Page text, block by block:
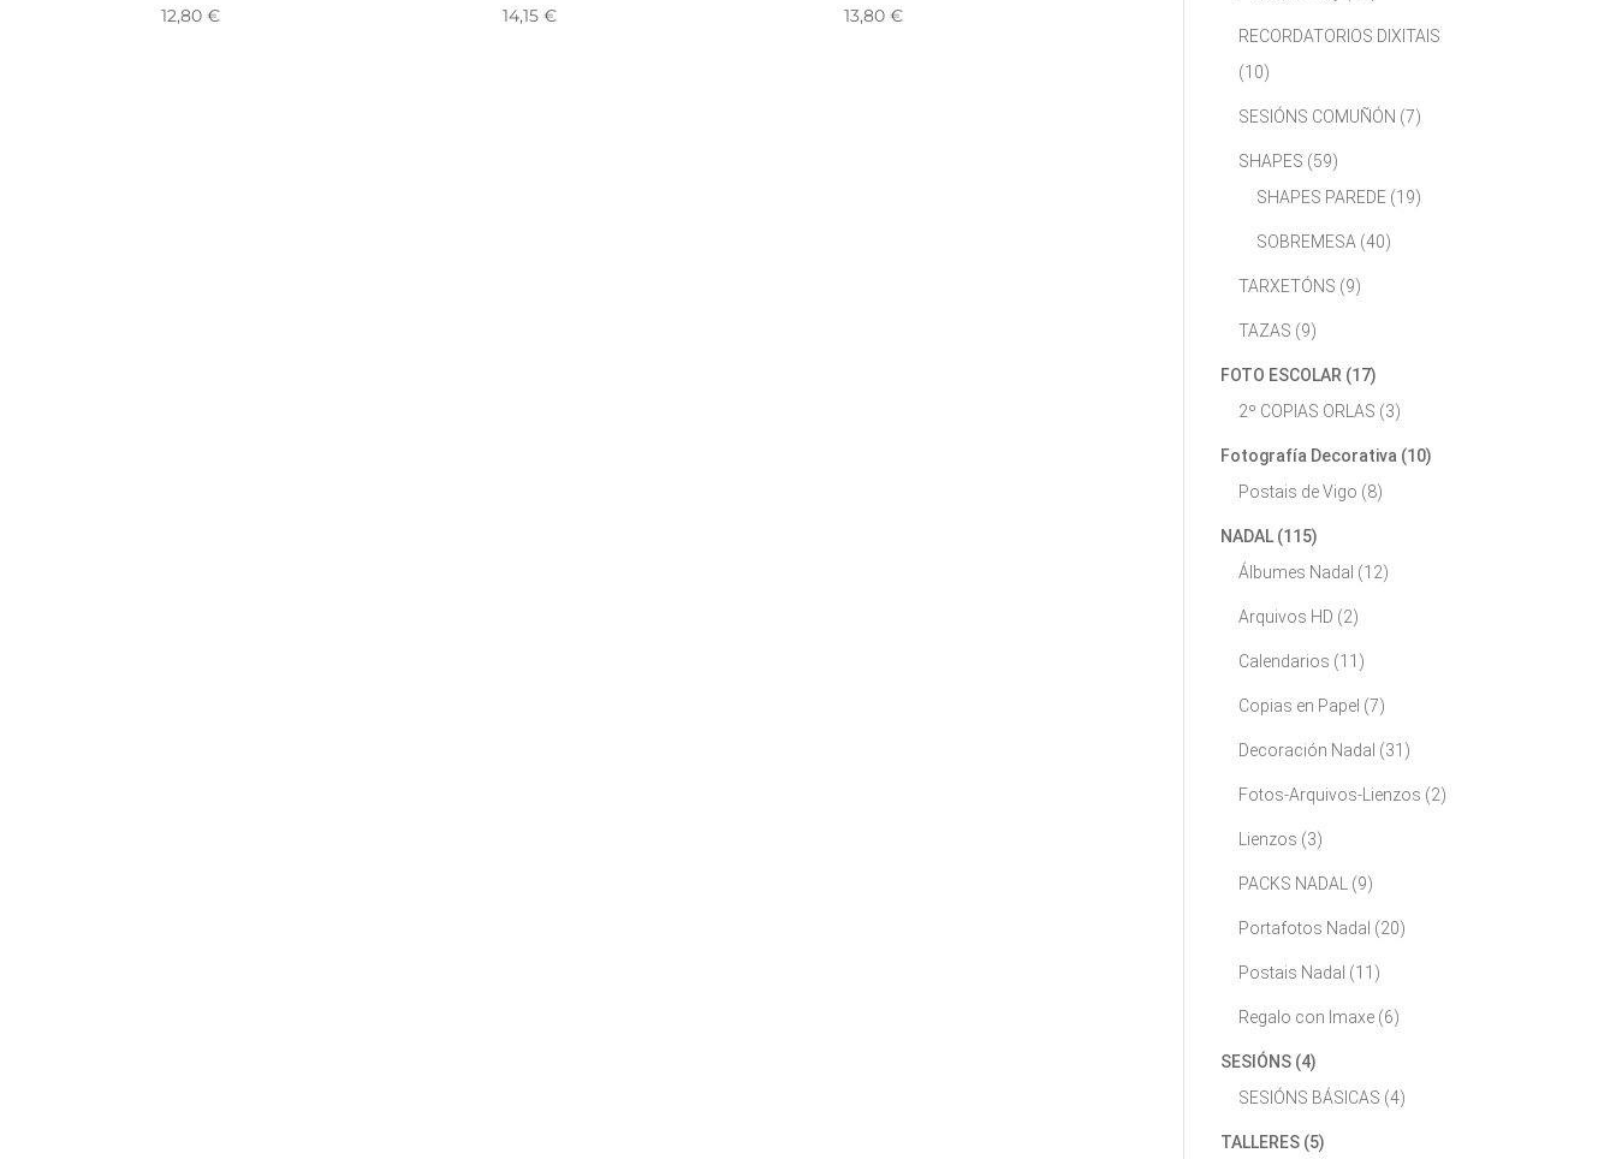
12,80€ 14,15 € 13,80 €
RECORDATORIOS DIXITAIS
(10)
SESIÓNS COMUÑÓN (7)
SHAPES (59)
SHAPES PAREDE (19)
SOBREMESA (40)
TARXETÓNS (9)
TAZAS (9)
FOTO ESCOLAR (17)
2º COPIAS ORLAS (3)
Fotografía Decorativa (10)
Postais de Vigo (8)
NADAL (115)
Álbumes Nadal (12)
Arquivos HD (2)
Calendarios (11)
Copias en Papel (7)
Decoración Nadal (31)
Fotos-Arquivos-Lienzos (2)
Lienzos (3)
PACKS NADAL (9)
Portafotos Nadal (20)
Postais Nadal (11)
Regalo con Imaxe (6)
SESIÓNS (4)
SESIÓNS BÁSICAS (4)
TALLERES (5)